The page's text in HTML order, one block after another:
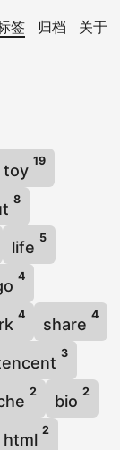
签 归档 关于
toy
19
8
life
5
4
4
share
4
3
2
bio
2
html
2